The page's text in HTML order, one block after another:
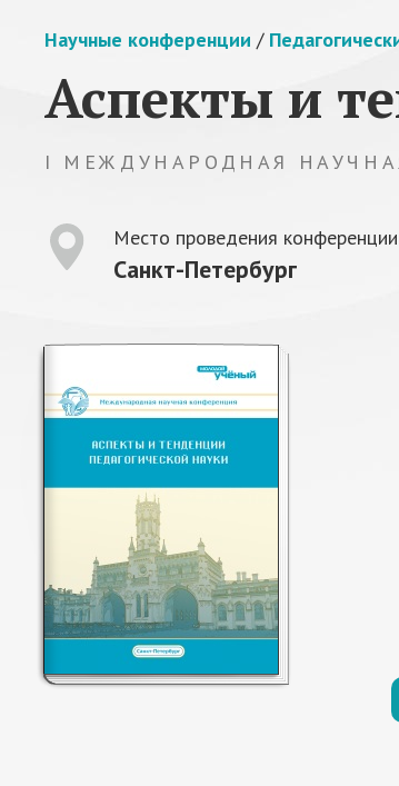
Научные конференции /
Аспекты и
I МЕЖДУНАРОДНАЯ
Место проведения
Санкт-Петербург